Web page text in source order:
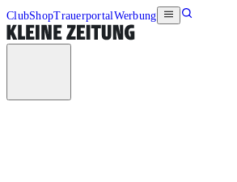
ClubShopTrauerportalWerbung